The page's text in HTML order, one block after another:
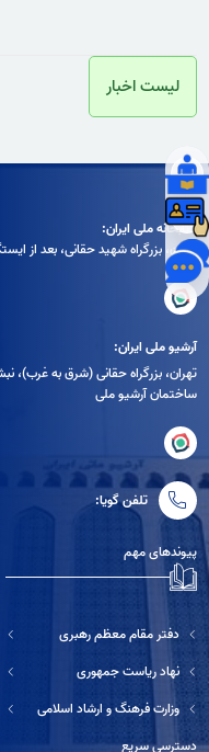
لیست اخبار
کتابخانه ملی ایران:
تهران، بزرگراه شهيد حقانی، بعد از
آرشیو ملی ایران:
تهران، بزرگراه حقانی (شرق به غرب)،
ساختمان آرشیو ملی
تلفن گویا:
پیوندهای مهم
دفتر مقام معظم رهبری
نهاد ریاست جمهوری
وزارت فرهنگ و ارشاد اسلامی
دسترسی سریع